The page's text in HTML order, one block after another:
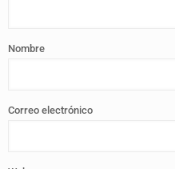
Nombre
Correo electrónico